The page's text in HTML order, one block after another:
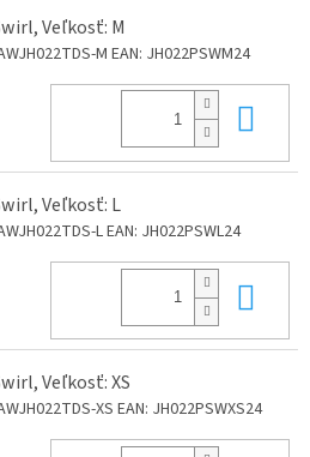
Veľkosť: M
MEAN: JH022PSWM24
Veľkosť: L
LEAN: JH022PSWL24
Veľkosť: XS
XS EAN: JH022PSWXS24